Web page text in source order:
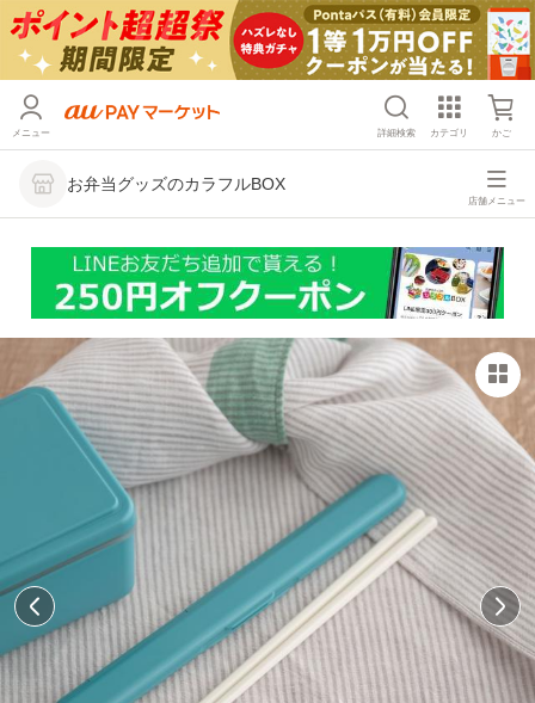
メニュー 詳細検索 カテゴリ かご
お弁当グッズのカラフルBOX
店舗メニュー